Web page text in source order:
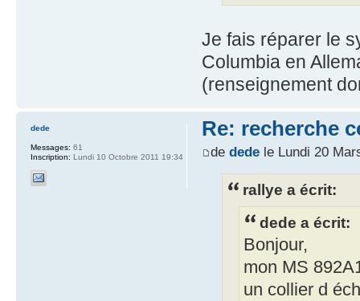
Je fais réparer le
Columbia en
(renseignement
Re: recherche
de dedele Lundi 20
rallye a écrit:
dede a écrit:
Bonjour,
mon MS
un collier d
dede
Messages: 61
Inscription: Lundi 10 Octobre 2011 19:34